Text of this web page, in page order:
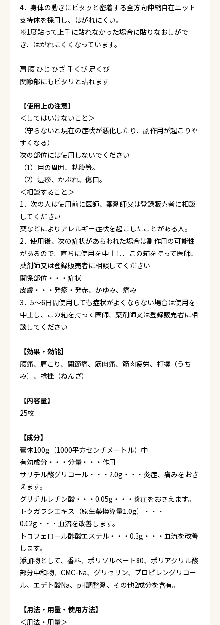
4．身体の動きにピタッと密着する全方向伸縮自在ニット
支持体を採用し、はがれにくい。
※1度貼って上手に貼れなかった場合に貼りなおしがで
き、はがれにくくなっています。
肩 腰 ひじ ひざ 手くび 足くび
関節部にもピタリと貼れます
【使用上の注意】
＜してはいけないこと＞
（守らないと現在の症状が悪化したり、副作用が起こりや
すくなる）
次の部位には使用しないでください
（1）目の周囲、粘膜等。
（2）湿疹、かぶれ、傷口。
＜相談すること＞
1．次の人は使用前に医師、薬剤師又は登録販売者に相談
してください
薬などによりアレルギー症状を起こしたことがある人。
2．使用後、次の症状があらわれた場合は副作用の可能性
があるので、直ちに使用を中止し、この箱を持って医師、
薬剤師又は登録販売者に相談してください
関係部位・・・症状
皮膚・・・発疹・発赤、かゆみ、痛み
3．5～6日間使用しても症状がよくならない場合は使用を
中止し、この箱を持って医師、薬剤師又は登録販売者に相
談してください
【効果・効能】
腰痛、肩こり、関節痛、筋肉痛、筋肉疲労、打撲（うち
み）、捻挫（ねんざ）
【内容量】
25枚
【成分】
膏体100g（1000平方センチメートル）中
有効成分・・・分量・・・作用
サリチル酸グリコール・・・2.0g・・・炎症、痛みをおさ
えます。
グリチルレチン酸・・・0.05g・・・炎症をおさえます。
トウガラシエキス（原生薬換算量1.0g）・・・
0.02g・・・血流を改善します。
トコフェロール酢酸エステル・・・0.3g・・・血流を改善
します。
添加物として、香料、ポリソルベート80、ポリアクリル酸
部分中和物、CMC-Na、グリセリン、プロピレングリコー
ル、エデト酸Na、pH調整剤、その他2成分を含有。
【用法・用量・使用方法】
＜用法・用量＞